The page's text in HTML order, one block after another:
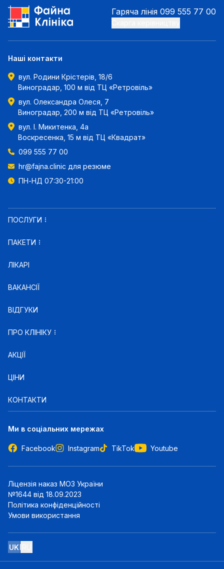
Гаряча лінія 099 555 77 00
Наші контакти
вул. Родини Крістерів, 18/6
Виноградар, 100 м від ТЦ «Ретровіль»
вул. Олександра Олеся, 7
Виноградар, 200 м від ТЦ «Ретровіль»
вул. І. Микитенка, 4а
Воскресенка, 15 м від ТЦ «Квадрат»
099 555 77 00
hr@fajna.clinic для резюме
ПН-НД 07:30-21:00
ПОСЛУГИ
ПАКЕТИ
ЛІКАРІ
ВАКАНСІЇ
ВІДГУКИ
ПРО КЛІНІКУ
АКЦІЇ
ЦІНИ
КОНТАКТИ
Ми в соціальних мережах
Facebook Instagram TikTok Youtube
Ліцензія наказ МОЗ України
№1644 від 18.09.2023
Політика конфіденційності
Умови використання
UK